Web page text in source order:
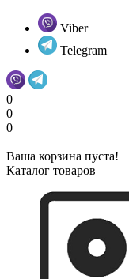
Viber
Telegram
0
0
0
Ваша корзина пуста!
Каталог товаров